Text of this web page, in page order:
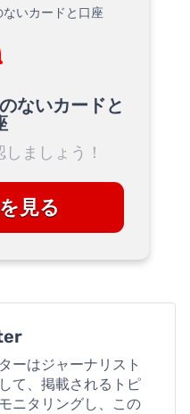
ないカードと
ましょう！
見る
ーはジャーナリスト
て、掲載されるトピ
ニタリングし、この